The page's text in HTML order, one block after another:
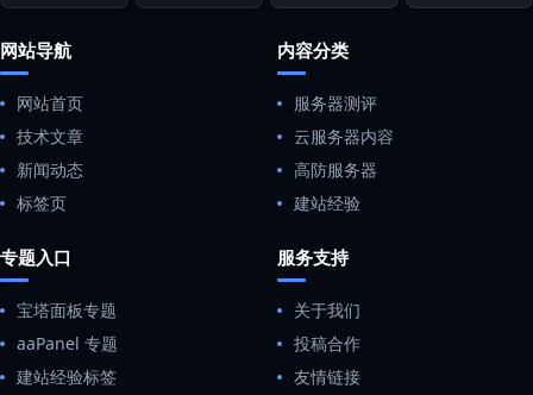
网站导航
网站首页
技术文章
新闻动态
标签页
内容分类
服务器测评
云服务器内容
高防服务器
建站经验
专题入口
宝塔面板专题
aaPanel 专题
建站经验标签
服务支持
关于我们
投稿合作
友情链接